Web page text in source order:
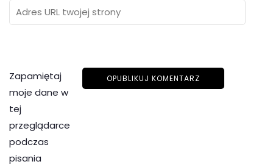
Zapamiętaj
moje dane w
tej
przeglądarce
podczas
pisania